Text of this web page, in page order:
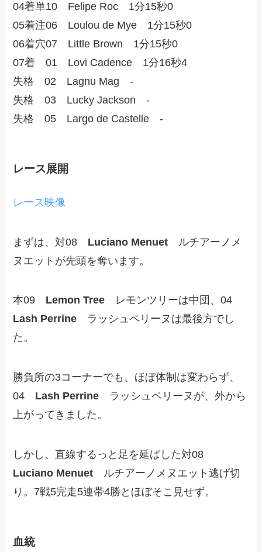
04着単10 Felipe Roc 1分15秒0
05着注06 Loulou de Mye 1分15秒0
06着穴07 Little Brown 1分15秒0
07着 01 Lovi Cadence 1分16秒4
失格 02 Lagnu Mag -
失格 03 Lucky Jackson -
失格 05 Largo de Castelle -
レース展開
レース映像
まずは、対08 Luciano Menuet ルチアーノメ
ヌエットが先頭を奪います。
本09 Lemon Tree レモンツリーは中団、04
Lash Perrine ラッシュペリーヌは最後方でし
た。
勝負所の3コーナーでも、ほぼ体制は変わらず、
04 Lash Perrine ラッシュペリーヌが、外から
上がってきました。
しかし、直線するっと足を延ばした対08
Luciano Menuet ルチアーノメヌエット逃げ切
り。7戦5完走5連帯4勝とほぼそこ見せず。
血統